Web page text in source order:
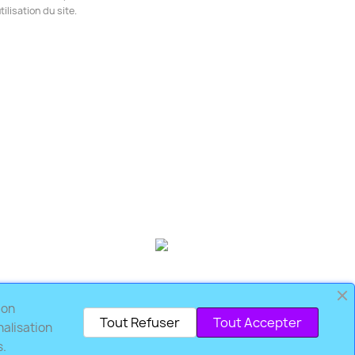
du site.
06.60.75.57.41 (du lundi au samedi
de 10h à 17h30)
Tout Accepter
Tout Refuser